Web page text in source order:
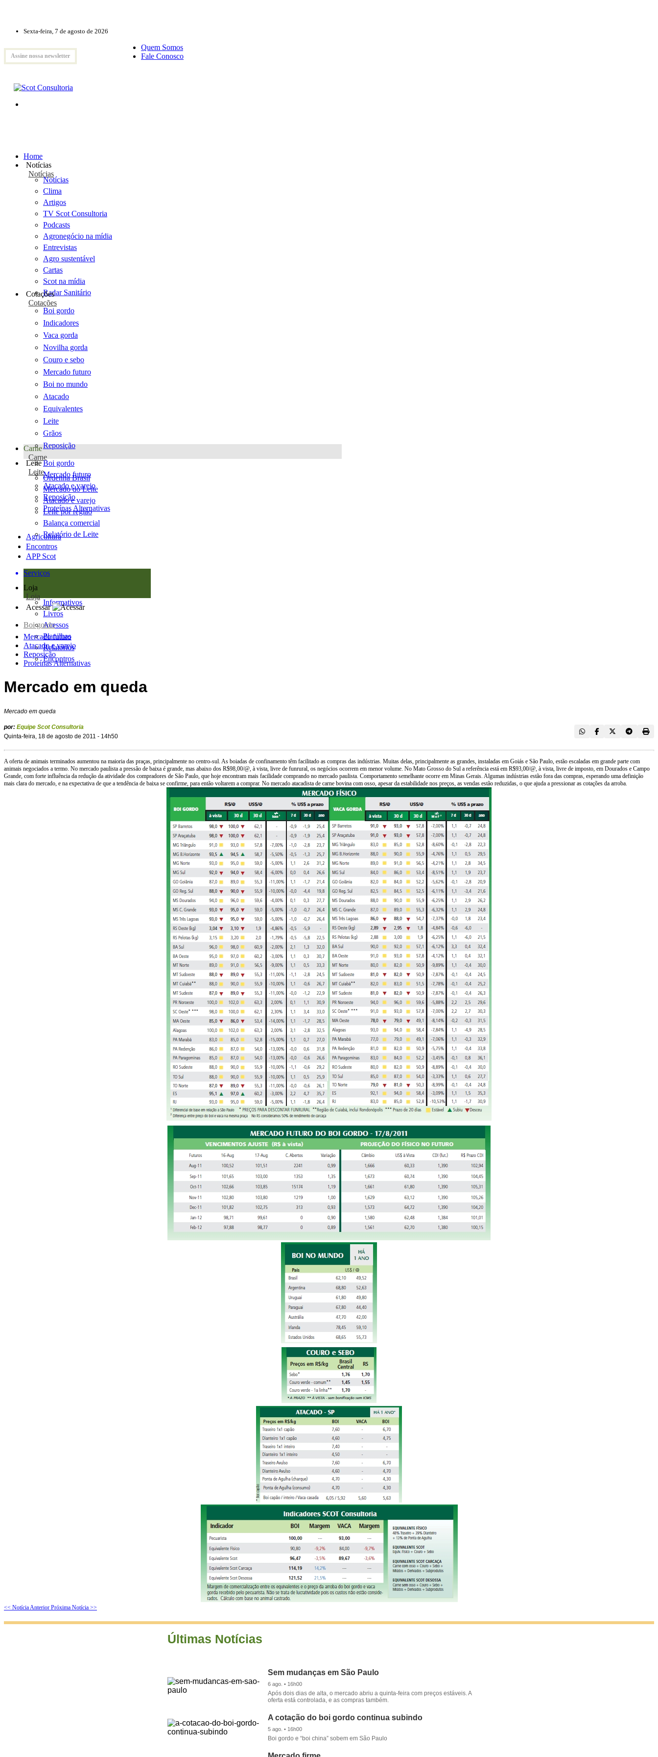
Sexta-feira, 7 de agosto de 2026
Assine nossa newsletter
Quem Somos
Fale Conosco
Home
Notícias
Notícias
Notícias
Clima
Artigos
TV Scot Consultoria
Podcasts
Agronegócio na mídia
Entrevistas
Agro sustentável
Cartas
Scot na mídia
Radar Sanitário
Cotações
Cotações
Boi gordo
Indicadores
Vaca gorda
Novilha gorda
Couro e sebo
Mercado futuro
Boi no mundo
Atacado
Equivalentes
Leite
Grãos
Reposição
Carne
Carne
Boi gordo
Mercado futuro
Atacado e varejo
Reposição
Proteínas Alternativas
Leite
Leite
Ordenha Brasil
Mercado do Leite
Atacado e varejo
Leite por região
Balança comercial
Relatório de Leite
Agricultura
Encontros
APP Scot
Serviços
Loja
Loja
Informativos
Livros
Acessos
Planilhas
Relatórios
Encontros
Acessar
Boi gordo
Mercado futuro
Atacado e varejo
Reposição
Proteínas Alternativas
Mercado em queda
Mercado em queda
por: Equipe Scot Consultoria
Quinta-feira, 18 de agosto de 2011 - 14h50
A oferta de animais terminados aumentou na maioria das praças, principalmente no centro-sul. As boiadas de confinamento têm facilitado as compras das indústrias. Muitas delas, principalmente as grandes, instaladas em Goiás e São Paulo, estão escaladas em grande parte com
animais negociados a termo. No mercado paulista a pressão de baixa é grande, mas abaixo dos R$98,00/@, à vista, livre de funrural, os negócios ocorrem em menor volume. No Mato Grosso do Sul a referência está em R$93,00/@, à vista, livre de imposto, em Dourados e Campo
Grande, com forte influência da redução da atividade dos compradores de São Paulo, que hoje encontram mais facilidade comprando no mercado paulista. Comportamento semelhante ocorre em Minas Gerais. Algumas indústrias estão fora das compras, esperando uma definição
mais clara do mercado, e na expectativa de que a tendência de baixa se confirme, para então voltarem a comprar. No mercado atacadista de carne bovina com osso, apesar da estabilidade nos preços, as vendas estão reduzidas, o que ajuda a pressionar as cotações da arroba.
<< Notícia Anterior Próxima Notícia >>
Últimas Notícias
Sem mudanças em São Paulo
6 ago. • 16h00
Após dois dias de alta, o mercado abriu a quinta-feira com preços estáveis. A
oferta está controlada, e as compras também.
A cotação do boi gordo continua subindo
5 ago. • 16h00
Boi gordo e “boi china” sobem em São Paulo